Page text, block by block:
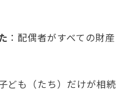
：配偶者がすべての財産
ども（たち）だけが相続